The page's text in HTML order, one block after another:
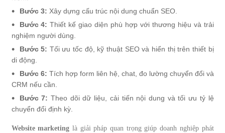
Bước 3: Xây dựng cấu trúc nội dung chuẩn SEO.
Bước 4: Thiết kế giao diện phù hợp với thương hiệu và trải
nghiệm người dùng.
Bước 5: Tối ưu tốc độ, kỹ thuật SEO và hiển thị trên thiết bị
di động.
Bước 6: Tích hợp form liên hệ, chat, đo lường chuyển đổi và
CRM nếu cần.
Bước 7: Theo dõi dữ liệu, cải tiến nội dung và tối ưu tỷ lệ
chuyển đổi định kỳ.
Website marketing là giải pháp quan trọng giúp doanh nghiệp phát